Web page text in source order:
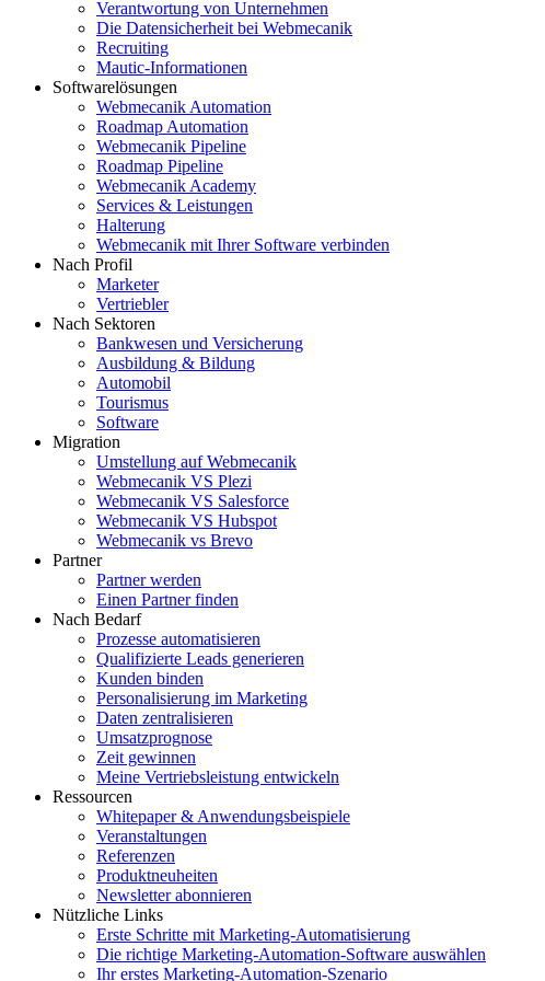
Verantwortung von Unternehmen
Die Datensicherheit bei Webmecanik
Recruiting
Mautic-Informationen
Softwarelösungen
Webmecanik Automation
Roadmap Automation
Webmecanik Pipeline
Roadmap Pipeline
Webmecanik Academy
Services & Leistungen
Halterung
Webmecanik mit Ihrer Software verbinden
Nach Profil
Marketer
Vertriebler
Nach Sektoren
Bankwesen und Versicherung
Ausbildung & Bildung
Automobil
Tourismus
Software
Migration
Umstellung auf Webmecanik
Webmecanik VS Plezi
Webmecanik VS Salesforce
Webmecanik VS Hubspot
Webmecanik vs Brevo
Partner
Partner werden
Einen Partner finden
Nach Bedarf
Prozesse automatisieren
Qualifizierte Leads generieren
Kunden binden
Personalisierung im Marketing
Daten zentralisieren
Umsatzprognose
Zeit gewinnen
Meine Vertriebsleistung entwickeln
Ressourcen
Whitepaper & Anwendungsbeispiele
Veranstaltungen
Referenzen
Produktneuheiten
Newsletter abonnieren
Nützliche Links
Erste Schritte mit Marketing-Automatisierung
Die richtige Marketing-Automation-Software auswählen
Ihr erstes Marketing-Automation-Szenario